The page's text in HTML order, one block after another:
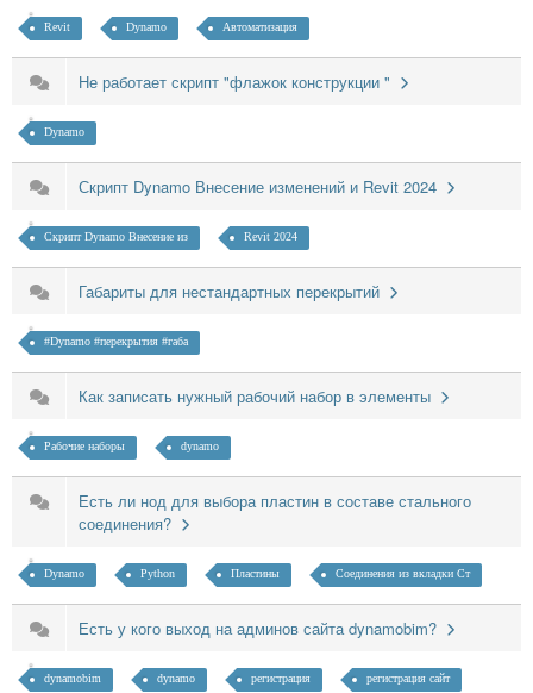
Revit Dynamo Автоматизация
Не работает скрипт "флажок конструкции "
Dynamo
Скрипт Dynamo Внесение изменений и Revit 2024
Скрипт Dynamo Внесение из Revit 2024
Габариты для нестандартных перекрытий
#Dynamo #перекрытия #габа
Как записать нужный рабочий набор в элементы
Рабочие наборы dynamo
Есть ли нод для выбора пластин в составе стального
соединения?
Dynamo Python Пластины Соединения из вкладки Ст
Есть у кого выход на админов сайта dynamobim?
dynamobim dynamo регистрация регистрация сайт